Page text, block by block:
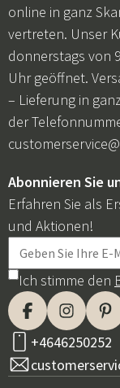
online in ganz
vertreten. Unser
donnerstags von
Uhr geöffnet.
– Lieferung in
der
Abonnieren Sie
Erfahren Sie als
und Aktionen!
Ich stimme den
+4646250252